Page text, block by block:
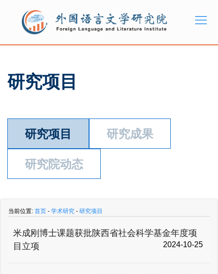
研究项目
研究项目 研究成果
研究院动态
当前位置: 首页 - 学术研究 - 研究项目
米成刚博士课题获批陕西省社会科学基金年度项
目立项
2024-10-25